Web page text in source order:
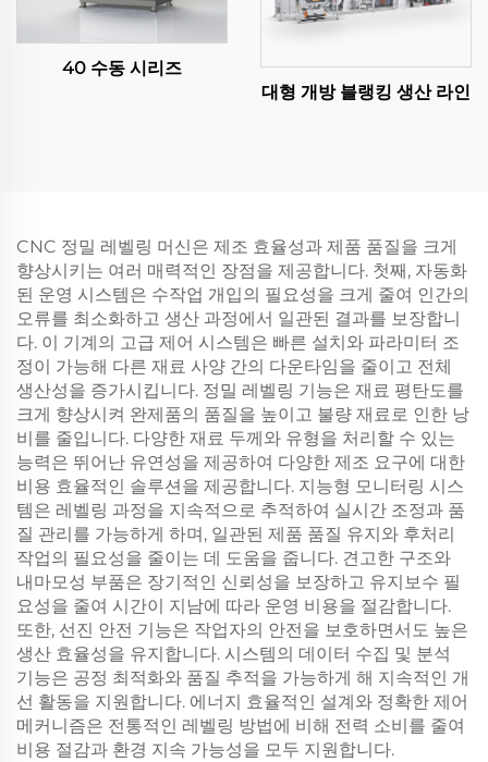
40 수동 시리즈
대형 개방 블랭킹 생산 라인
CNC 정밀 레벨링 머신은 제조 효율성과 제품 품질을 크게
향상시키는 여러 매력적인 장점을 제공합니다. 첫째, 자동화
된 운영 시스템은 수작업 개입의 필요성을 크게 줄여 인간의
오류를 최소화하고 생산 과정에서 일관된 결과를 보장합니
다. 이 기계의 고급 제어 시스템은 빠른 설치와 파라미터 조
정이 가능해 다른 재료 사양 간의 다운타임을 줄이고 전체
생산성을 증가시킵니다. 정밀 레벨링 기능은 재료 평탄도를
크게 향상시켜 완제품의 품질을 높이고 불량 재료로 인한 낭
비를 줄입니다. 다양한 재료 두께와 유형을 처리할 수 있는
능력은 뛰어난 유연성을 제공하여 다양한 제조 요구에 대한
비용 효율적인 솔루션을 제공합니다. 지능형 모니터링 시스
템은 레벨링 과정을 지속적으로 추적하여 실시간 조정과 품
질 관리를 가능하게 하며, 일관된 제품 품질 유지와 후처리
작업의 필요성을 줄이는 데 도움을 줍니다. 견고한 구조와
내마모성 부품은 장기적인 신뢰성을 보장하고 유지보수 필
요성을 줄여 시간이 지남에 따라 운영 비용을 절감합니다.
또한, 선진 안전 기능은 작업자의 안전을 보호하면서도 높은
생산 효율성을 유지합니다. 시스템의 데이터 수집 및 분석
기능은 공정 최적화와 품질 추적을 가능하게 해 지속적인 개
선 활동을 지원합니다. 에너지 효율적인 설계와 정확한 제어
메커니즘은 전통적인 레벨링 방법에 비해 전력 소비를 줄여
비용 절감과 환경 지속 가능성을 모두 지원합니다.